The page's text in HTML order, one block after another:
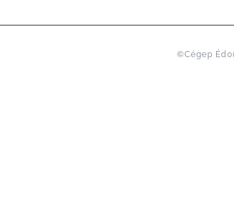
©Cégep